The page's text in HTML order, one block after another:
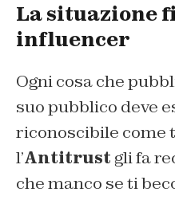
La situazione
influencer
Ogni cosa che
suo pubblico deve
riconoscibile come
l’Antitrust gli fa
che manco se ti